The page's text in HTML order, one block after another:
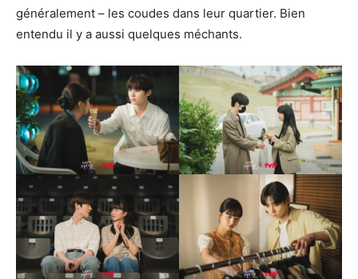
généralement – les coudes dans leur quartier. Bien
entendu il y a aussi quelques méchants.